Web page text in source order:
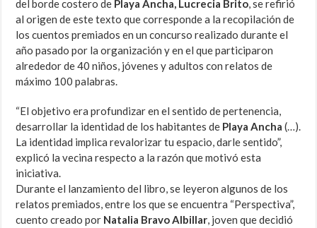
del borde costero de Playa Ancha, Lucrecia Brito, se refirió
al origen de este texto que corresponde a la recopilación de
los cuentos premiados en un concurso realizado durante el
año pasado por la organización y en el que participaron
alrededor de 40 niños, jóvenes y adultos con relatos de
máximo 100 palabras.
“El objetivo era profundizar en el sentido de pertenencia,
desarrollar la identidad de los habitantes de Playa Ancha (…).
La identidad implica revalorizar tu espacio, darle sentido”,
explicó la vecina respecto a la razón que motivó esta
iniciativa.
Durante el lanzamiento del libro, se leyeron algunos de los
relatos premiados, entre los que se encuentra “Perspectiva”,
cuento creado por Natalia Bravo Albillar, joven que decidió